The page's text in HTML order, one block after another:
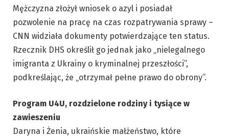
Mężczyzna złożył wniosek o azyl i posiadał
pozwolenie na pracę na czas rozpatrywania sprawy –
CNN widziała dokumenty potwierdzające ten status.
Rzecznik DHS określił go jednak jako „nielegalnego
imigranta z Ukrainy o kryminalnej przeszłości”,
podkreślając, że „otrzymał pełne prawo do obrony”.
Program U4U, rozdzielone rodziny i tysiące w
zawieszeniu
Daryna i Żenia, ukraińskie małżeństwo, które